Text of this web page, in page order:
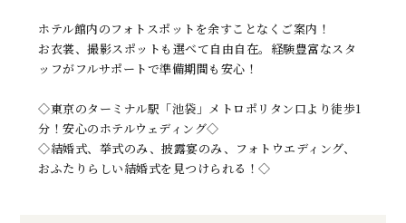
ホテル館内のフォトスポットを余すことなくご案内！
お衣裳、撮影スポットも選べて自由自在。経験豊富なスタ
ッフがフルサポートで準備期間も安心！
◇東京のターミナル駅「池袋」メトロポリタン口より徒歩1
分！安心のホテルウェディング◇
◇結婚式、挙式のみ、披露宴のみ、フォトウエディング、
おふたりらしい結婚式を見つけられる！◇